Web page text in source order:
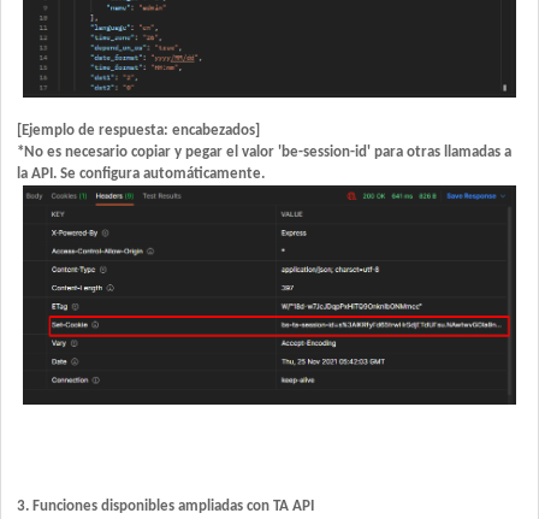
[Ejemplo de respuesta: encabezados]
*No es necesario copiar y pegar el valor 'be-session-id' para otras llamadas a
la API. Se configura automáticamente.
3. Funciones disponibles ampliadas con TA API